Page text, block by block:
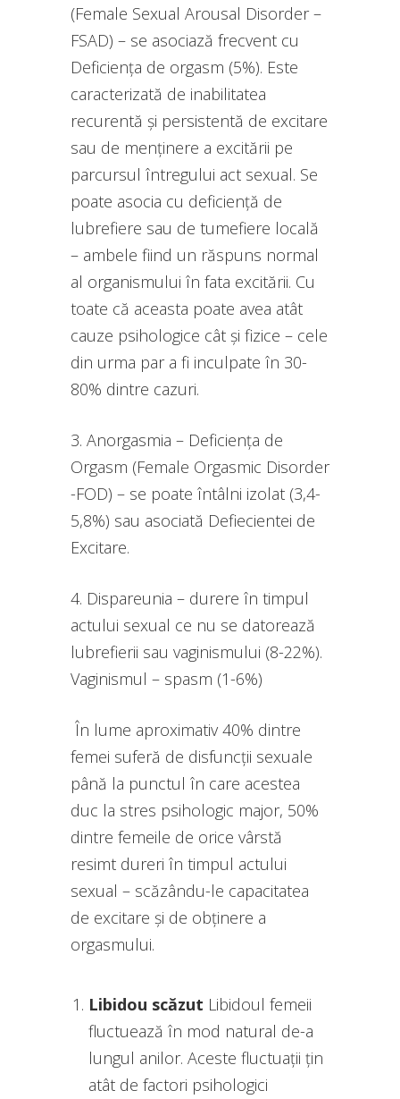
(Female Sexual Arousal Disorder –
FSAD) – se asociază frecvent cu
Deficiența de orgasm (5%). Este
caracterizată de inabilitatea
recurentă și persistentă de excitare
sau de menținere a excitării pe
parcursul întregului act sexual. Se
poate asocia cu deficiență de
lubrefiere sau de tumefiere locală
– ambele fiind un răspuns normal
al organismului în fata excitării. Cu
toate că aceasta poate avea atât
cauze psihologice cât și fizice – cele
din urma par a fi inculpate în 30-
80% dintre cazuri.
3. Anorgasmia – Deficiența de
Orgasm (Female Orgasmic Disorder
-FOD) – se poate întâlni izolat (3,4-
5,8%) sau asociată Defiecientei de
Excitare.
4. Dispareunia – durere în timpul
actului sexual ce nu se datorează
lubrefierii sau vaginismului (8-22%).
Vaginismul – spasm (1-6%)
În lume aproximativ 40% dintre
femei suferă de disfuncții sexuale
până la punctul în care acestea
duc la stres psihologic major, 50%
dintre femeile de orice vârstă
resimt dureri în timpul actului
sexual – scăzându-le capacitatea
de excitare și de obținere a
orgasmului.
Libidou scăzut Libidoul femeii
fluctuează în mod natural de-a
lungul anilor. Aceste fluctuații țin
atât de factori psihologici